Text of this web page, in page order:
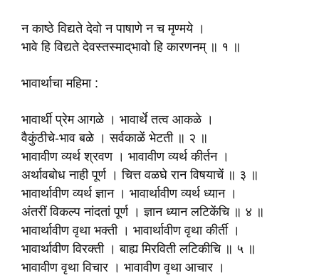
न काष्ठे विद्यते देवो न पाषाणे न च मृण्मये ।
भावे हि विद्यते देवस्तस्माद्‌भावो हि कारणनम् ॥ १ ॥
भावार्थाचा महिमा :
भावार्थी प्रेम आगळे । भावार्थे तत्व आकळे ।
वैकुंठीचे-भाव बळे । सर्वकाळें भेटती ॥ २ ॥
भावावीण व्यर्थ श्रवण । भावावीण व्यर्थ कीर्तन ।
अर्थावबोध नाही पूर्ण । चित्त वळघे रान विषयाचें ॥ ३ ॥
भावार्थावीण व्यर्थ ज्ञान । भावार्थावीण व्यर्थ ध्यान ।
अंतरीं विकल्प नांदतां पूर्ण । ज्ञान ध्यान लटिकेंचि ॥ ४ ॥
भावार्थावीण वृथा भक्ती । भावार्थावीण वृथा कीर्ती ।
भावार्थावीण विरक्ती । बाह्य मिरविती लटिकीचि ॥ ५ ॥
भावावीण वृथा विचार । भावावीण वृथा आचार ।